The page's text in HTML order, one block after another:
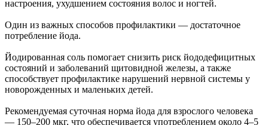
настроения, ухудшением состояния волос и ногтей.
Один из важных способов профилактики — достаточное
потребление йода.
Йодированная соль помогает снизить риск йододефицитных
состояний и заболеваний щитовидной железы, а также
способствует профилактике нарушений нервной системы у
новорожденных и маленьких детей.
Рекомендуемая суточная норма йода для взрослого человека
— 150–200 мкг, что обеспечивается употреблением около 4–5